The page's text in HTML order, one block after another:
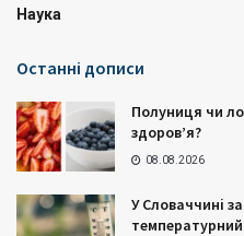
Наука
Останні дописи
Полуниця чи
здоров’я?
08.08.2026
У Словаччині